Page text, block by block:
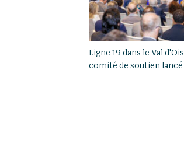
Ligne 19 dans le Val
comité de soutien lancé